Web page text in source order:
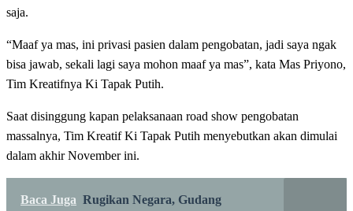
saja.
“Maaf ya mas, ini privasi pasien dalam pengobatan, jadi saya ngak
bisa jawab, sekali lagi saya mohon maaf ya mas”, kata Mas Priyono,
Tim Kreatifnya Ki Tapak Putih.
Saat disinggung kapan pelaksanaan road show pengobatan
massalnya, Tim Kreatif Ki Tapak Putih menyebutkan akan dimulai
dalam akhir November ini.
Baca Juga Rugikan Negara, Gudang